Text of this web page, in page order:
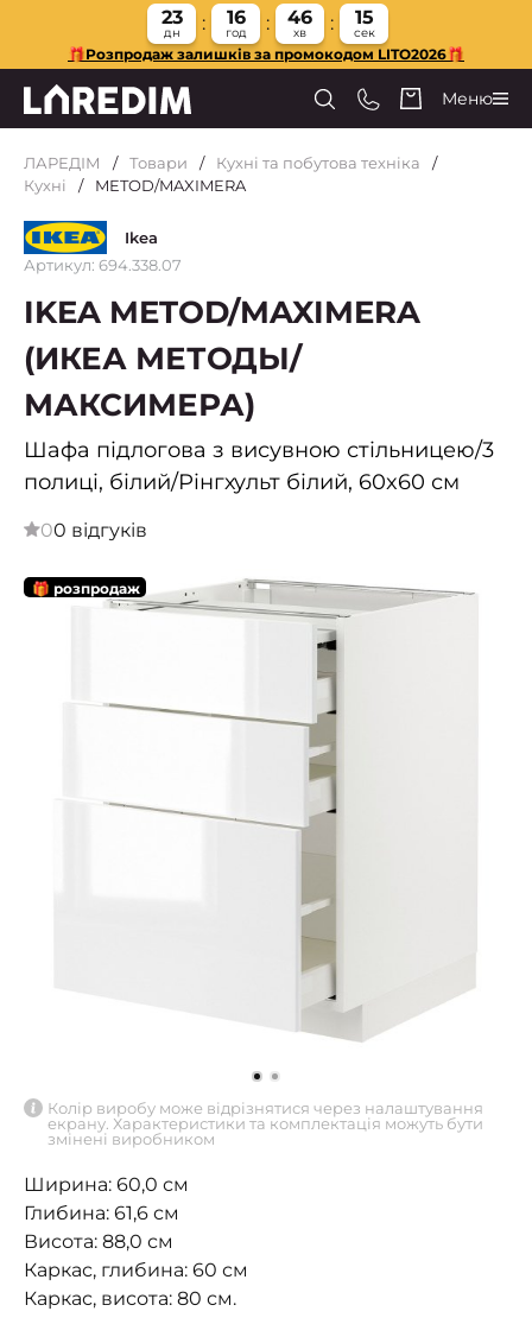
23
дн
16
год
46
хв
15
сек
🎁Розпродаж залишків за промокодом LITO2026🎁
Меню
ЛАРЕДІМ Товари
Кухні та побутова техніка
Кухні
METOD/MAXIMERA
Ikea
Артикул: 694.338.07
IKEA METOD/MAXIMERA
(ИКЕА МЕТОДЫ/
МАКСИМЕРА)
Шафа підлогова з висувною стільницею/3
полиці, білий/Рінгхульт білий, 60x60 см
00 відгуків
🎁 розпродаж
Колір виробу може відрізнятися через налаштування
екрану. Характеристики та комплектація можуть бути
змінені виробником
Ширина: 60,0 см
Глибина: 61,6 см
Висота: 88,0 см
Каркас, глибина: 60 см
Каркас, висота: 80 см.